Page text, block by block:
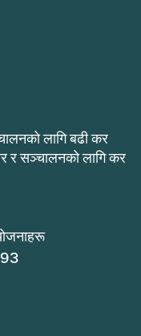
लागि बढी कर
र सञ्चालनको लागि कर